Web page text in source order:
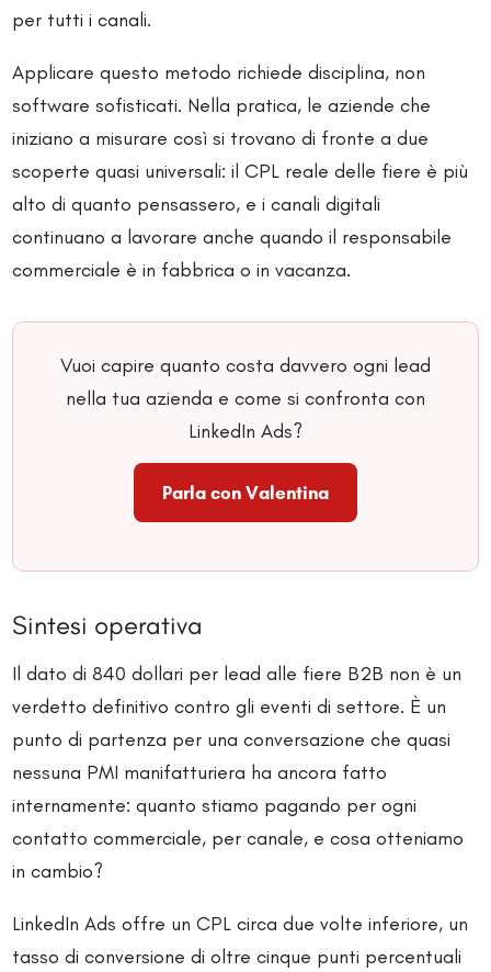
per tutti i canali.
Applicare questo metodo richiede disciplina, non
software sofisticati. Nella pratica, le aziende che
iniziano a misurare così si trovano di fronte a due
scoperte quasi universali: il CPL reale delle fiere è più
alto di quanto pensassero, e i canali digitali
continuano a lavorare anche quando il responsabile
commerciale è in fabbrica o in vacanza.
Vuoi capire quanto costa davvero ogni lead
nella tua azienda e come si confronta con
LinkedIn Ads?
Parla con Valentina
Sintesi operativa
Il dato di 840 dollari per lead alle fiere B2B non è un
verdetto definitivo contro gli eventi di settore. È un
punto di partenza per una conversazione che quasi
nessuna PMI manifatturiera ha ancora fatto
internamente: quanto stiamo pagando per ogni
contatto commerciale, per canale, e cosa otteniamo
in cambio?
LinkedIn Ads offre un CPL circa due volte inferiore, un
tasso di conversione di oltre cinque punti percentuali